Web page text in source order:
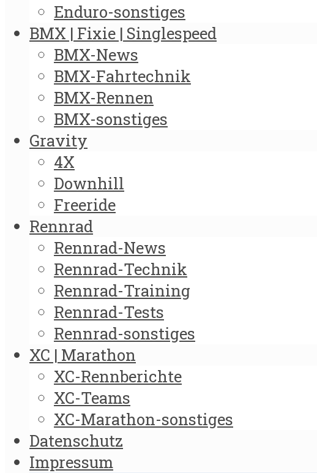
Enduro-sonstiges
BMX | Fixie | Singlespeed
BMX-News
BMX-Fahrtechnik
BMX-Rennen
BMX-sonstiges
Gravity
4X
Downhill
Freeride
Rennrad
Rennrad-News
Rennrad-Technik
Rennrad-Training
Rennrad-Tests
Rennrad-sonstiges
XC | Marathon
XC-Rennberichte
XC-Teams
XC-Marathon-sonstiges
Datenschutz
Impressum